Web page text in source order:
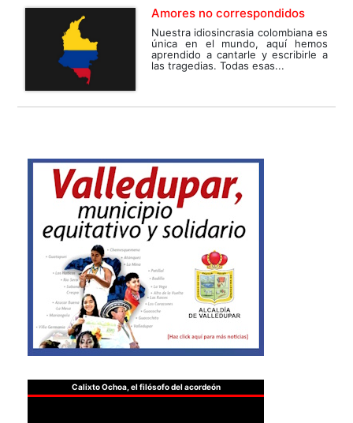
Amores no correspondidos
Nuestra idiosincrasia colombiana es
única en el mundo, aquí hemos
aprendido a cantarle y escribirle a
las tragedias. Todas esas...
Calixto Ochoa, el filósofo del acordeón